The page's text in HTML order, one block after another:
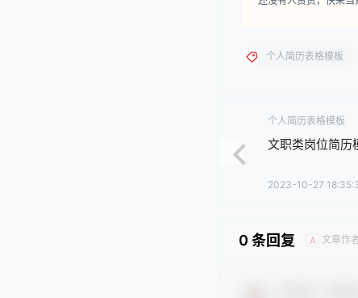
个人简历表格模板
个人简历表格模板
文职类岗位简历
2023-10-27
0 条回复 A 文章作